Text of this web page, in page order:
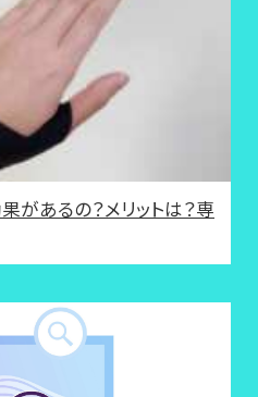
があるの？メリットは？専